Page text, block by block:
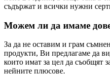
съдържат и всички нужни
Можем ли да имаме
За да не оставим и грам
продукти, Ви предлагаме да
които имат за цел да съобщят
нейните плюсове.